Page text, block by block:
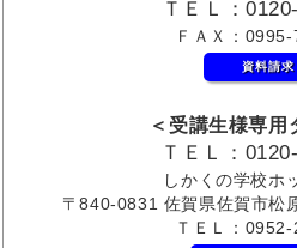
ＴＥＬ：
ＦＡＸ：
資料請求
＜受講生様専用
ＴＥＬ：
しかくの学校ホ
〒840-0831 佐賀県佐賀市
ＴＥＬ：